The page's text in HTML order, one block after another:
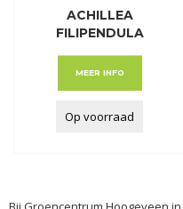
ACHILLEA
FILIPENDULA
MEER INFO
Op voorraad